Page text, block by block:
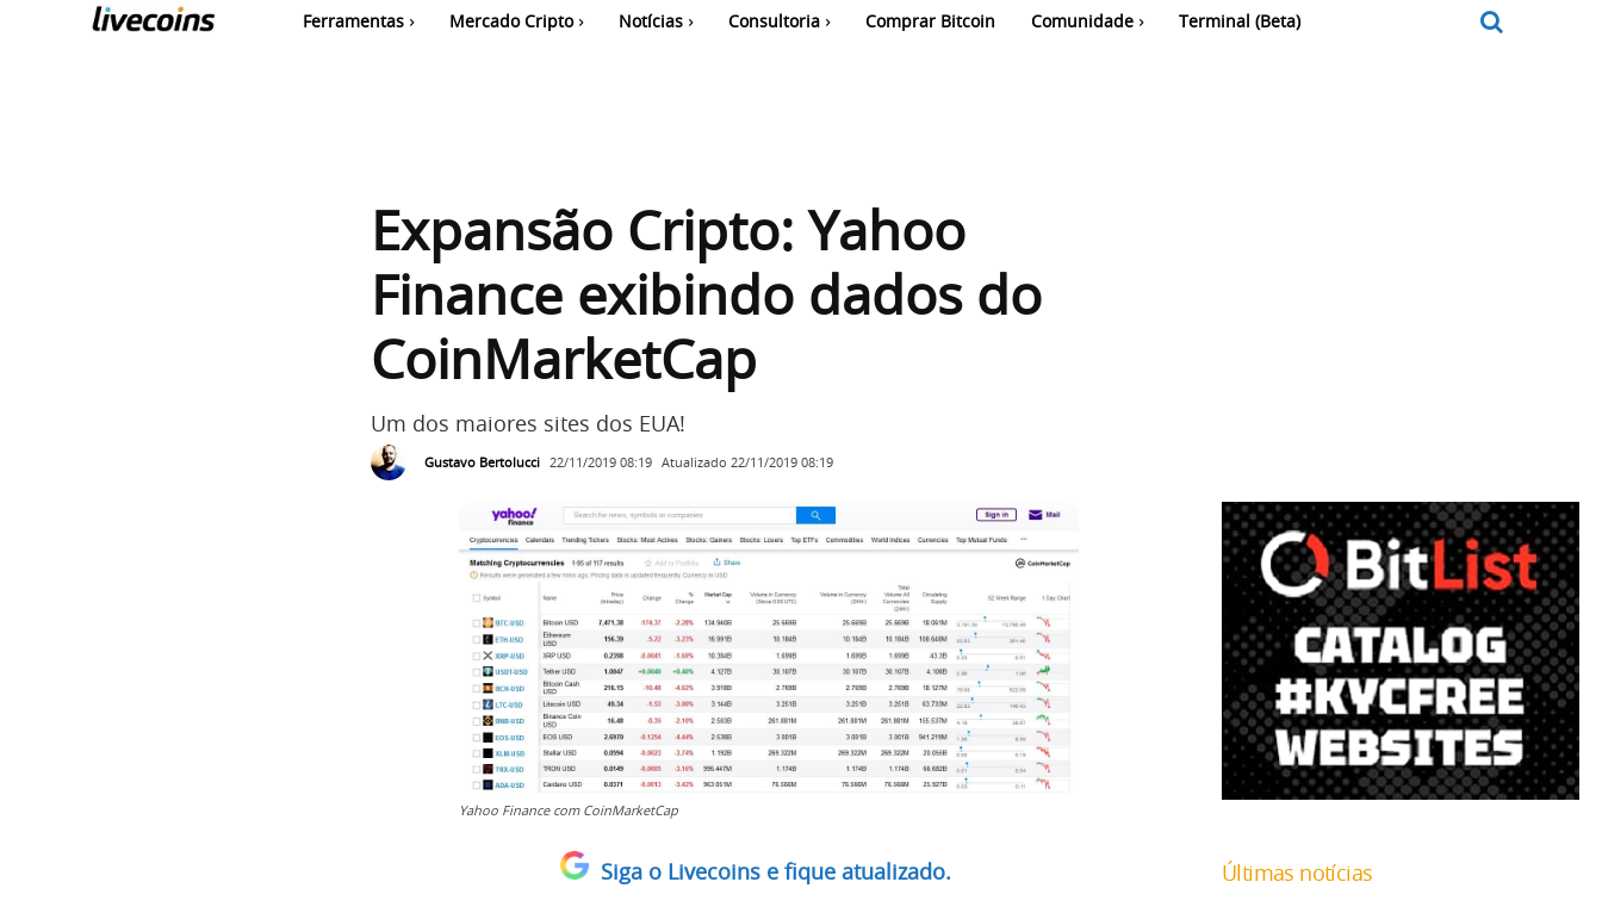
Ferramentas Mercado Cripto Notícias Consultoria Comprar Bitcoin Comunidade Terminal (Beta)
Expansão Cripto: Yahoo
Finance exibindo dados do
CoinMarketCap
Um dos maiores sites dos EUA!
Gustavo Bertolucci 22/11/2019 08:19 Atualizado 22/11/2019 08:19
Yahoo Finance com CoinMarketCap
Siga o Livecoins e fique atualizado. Últimas notícias